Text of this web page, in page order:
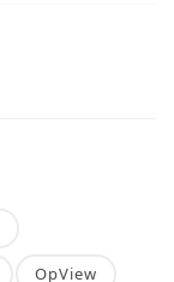
OpView